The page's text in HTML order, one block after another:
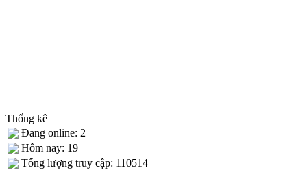
Thống kê
Đang online: 2
Hôm nay: 19
Tống lượng truy cập: 110514